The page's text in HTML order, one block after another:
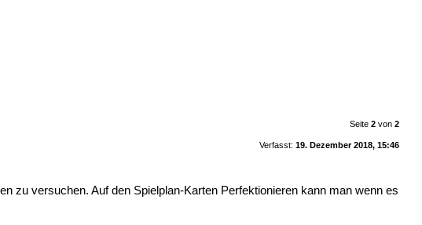
Seite 2von 2
Verfasst: 19. Dezember 2018, 15:46
zu versuchen. Auf den Spielplan-Karten Perfektionieren kann man wenn es